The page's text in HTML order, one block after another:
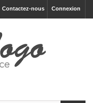
Connexion
Contactez-nous